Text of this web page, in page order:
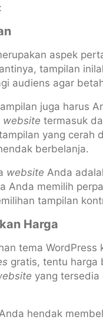
aspek
tampilan
audiens agar
juga harus
website termasuk
yang cerah
berbelanja.
website Anda
Anda memilih
tampilan
Harga
tema
gratis, tentu harga
yang tersedia
hendak